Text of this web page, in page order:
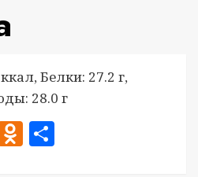
Белки: 27.2 г,
28.0 г
Odnoklassniki